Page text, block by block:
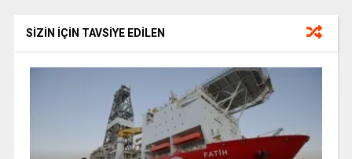
SİZİN İÇİN TAVSİYE EDİLEN